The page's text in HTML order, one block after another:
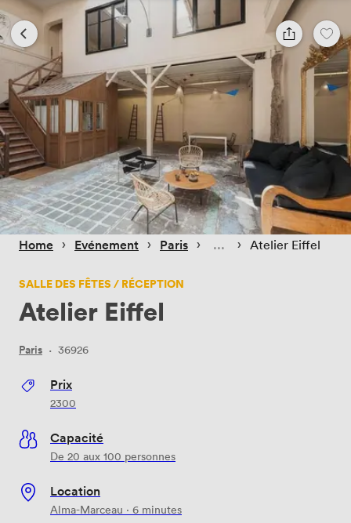
Home › Evénement › Paris › › Atelier Eiffel
SALLE DES FÊTES / RÉCEPTION
Atelier Eiffel
Paris · 36926
Prix
2300
Capacité
De 20 aux 100 personnes
Location
Alma-Marceau · 6 minutes